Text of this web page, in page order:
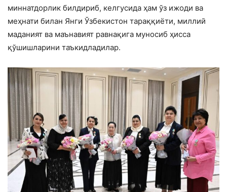
миннатдорлик билдириб, келгусида ҳам ўз ижоди ва
меҳнати билан Янги Ўзбекистон тараққиёти, миллий
маданият ва маънавият равнақига муносиб ҳисса
қўшишларини таъкидладилар.